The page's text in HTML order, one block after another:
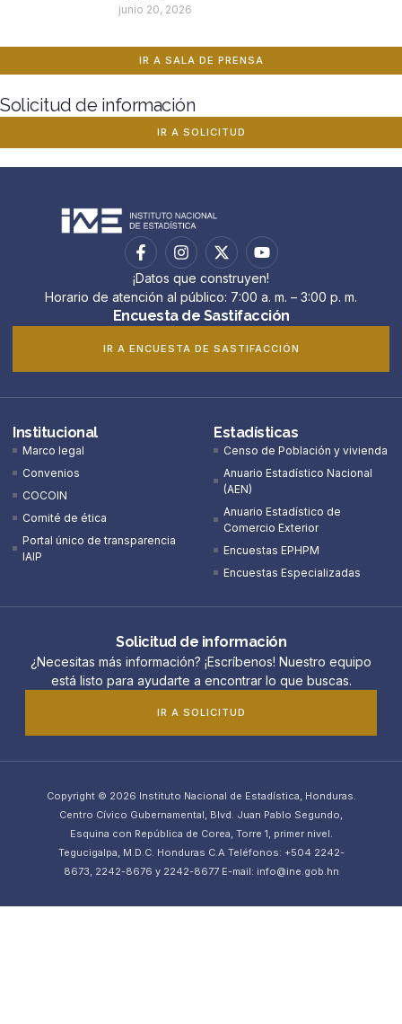
junio 20, 2026
IR A SALA DE PRENSA
Solicitud de información
IR A SOLICITUD
¡Datos que construyen!
Horario de atención al público: 7:00 a. m. – 3:00 p. m.
Encuesta de Sastifacción
IR A ENCUESTA DE SASTIFACCIÓN
Institucional
Marco legal
Convenios
COCOIN
Comité de ética
Portal único de transparencia
IAIP
Estadísticas
Censo de Población y vivienda
Anuario Estadístico Nacional
(AEN)​
Anuario Estadístico de
Comercio Exterior
Encuestas EPHPM
Encuestas Especializadas
Solicitud de información
¿Necesitas más información? ¡Escríbenos! Nuestro equipo
está listo para ayudarte a encontrar lo que buscas.
IR A SOLICITUD
Copyright © 2026 Instituto Nacional de Estadística, Honduras.
Centro Cívico Gubernamental, Blvd. Juan Pablo Segundo,
Esquina con República de Corea, Torre 1, primer nivel.
Tegucigalpa, M.D.C. Honduras C.A Teléfonos: +504 2242-
8673, 2242-8676 y 2242-8677 E-mail: info@ine.gob.hn